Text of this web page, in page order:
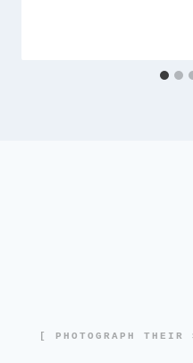
[ PHOTOGRAPH THEIR